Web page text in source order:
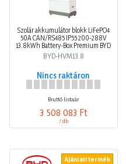
Szolár akkumulátor blokk LiFePO4
50A CAN/RS485 IP55 200-288V
13.8kWh Battery-Box Premium BYD
BYD-HVM13.8
Nincs raktáron
Bruttó listaár
3 508 083 Ft
/ db
Ajánlati termék